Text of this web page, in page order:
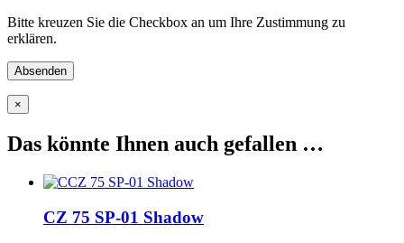
Bitte kreuzen Sie die Checkbox an um Ihre Zustimmung zu
erklären.
×
Das könnte Ihnen auch gefallen …
CZ 75 SP-01 Shadow